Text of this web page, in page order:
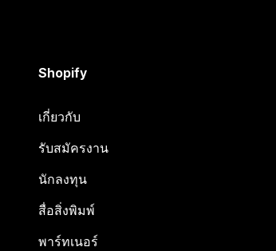
Shopify
เกี่ยวกับ
รับสมัครงาน
นักลงทุน
สื่อสิ่งพิมพ์
พาร์ทเนอร์